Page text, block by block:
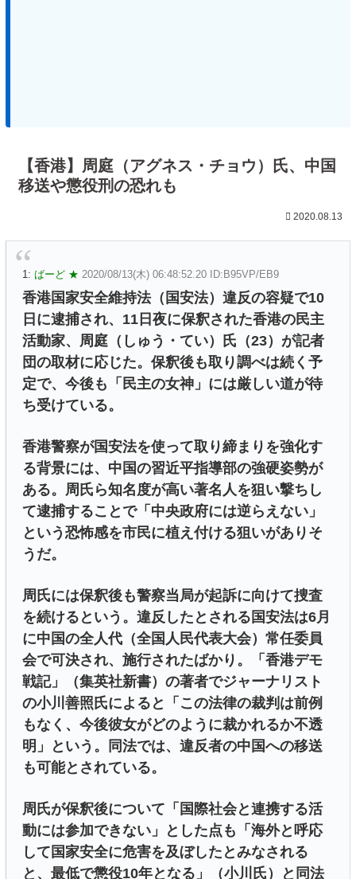
【香港】周庭（アグネス・チョウ）氏、中国
移送や懲役刑の恐れも
2020.08.13
1: ばーど ★ 2020/08/13(木) 06:48:52.20 ID:B95VP/EB9
香港国家安全維持法（国安法）違反の容疑で10
日に逮捕され、11日夜に保釈された香港の民主
活動家、周庭（しゅう・てい）氏（23）が記者
団の取材に応じた。保釈後も取り調べは続く予
定で、今後も「民主の女神」には厳しい道が待
ち受けている。
香港警察が国安法を使って取り締まりを強化す
る背景には、中国の習近平指導部の強硬姿勢が
ある。周氏ら知名度が高い著名人を狙い撃ちし
て逮捕することで「中央政府には逆らえない」
という恐怖感を市民に植え付ける狙いがありそ
うだ。
周氏には保釈後も警察当局が起訴に向けて捜査
を続けるという。違反したとされる国安法は6月
に中国の全人代（全国人民代表大会）常任委員
会で可決され、施行されたばかり。「香港デモ
戦記」（集英社新書）の著者でジャーナリスト
の小川善照氏によると「この法律の裁判は前例
もなく、今後彼女がどのように裁かれるか不透
明」という。同法では、違反者の中国への移送
も可能とされている。
周氏が保釈後について「国際社会と連携する活
動には参加できない」とした点も「海外と呼応
して国家安全に危害を及ぼしたとみなされる
と、最低で懲役10年となる」（小川氏）と同法